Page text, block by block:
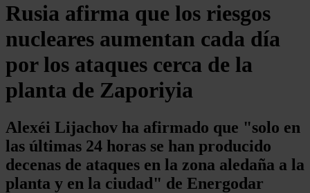
Rusia afirma que los riesgos
nucleares aumentan cada día
por los ataques cerca de la
planta de Zaporiyia
Alexéi Lijachov ha afirmado que "solo en
las últimas 24 horas se han producido
decenas de ataques en la zona aledaña a la
planta y en la ciudad" de Energodar